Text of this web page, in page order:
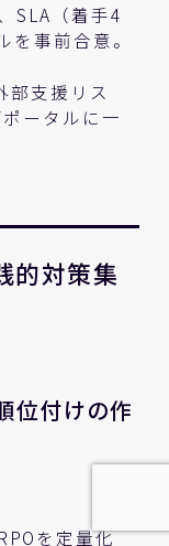
SLA（着手4
事前合意。
部支援リス
ータルに一
的対策集
位付けの作
を定量化